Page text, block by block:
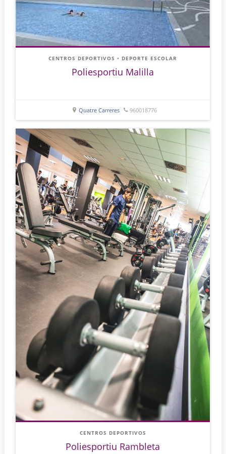
CENTROS DEPORTIVOS • DEPORTE ESCOLAR
Poliesportiu Malilla
Quatre Carreres 960018776
CENTROS DEPORTIVOS
Poliesportiu Rambleta